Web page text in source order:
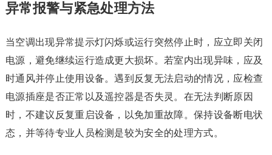
异常报警与紧急处理方法
当空调出现异常提示灯闪烁或运行突然停止时，应立即关闭
电源，避免继续运行造成更大损坏。若室内出现异味，应及
时通风并停止使用设备。遇到反复无法启动的情况，应检查
电源插座是否正常以及遥控器是否失灵。在无法判断原因
时，不建议反复重启设备，以免加重故障。保持设备断电状
态，并等待专业人员检测是较为安全的处理方式。